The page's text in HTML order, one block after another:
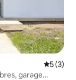
5 (3)
garage